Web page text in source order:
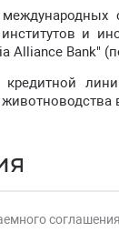
и
Alliance Bank"
соглашения